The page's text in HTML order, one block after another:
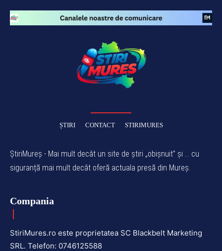
ȘTIRI CONTACT STIRIMURES
ȘtiriMureș - Mai mult decât un site de știri „obișnuit” și ... cu
siguranță mai mult decât oferă actuala presă din Mureș.
Compania
StiriMures.ro este proprietatea SC Blackbelt Marketing
SRL. Telefon: 0746125588